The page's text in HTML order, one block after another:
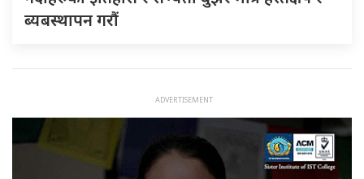
ब्यबस्थापन गराैं